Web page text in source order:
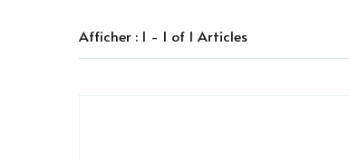
Afficher : 1 - 1 of 1 Articles